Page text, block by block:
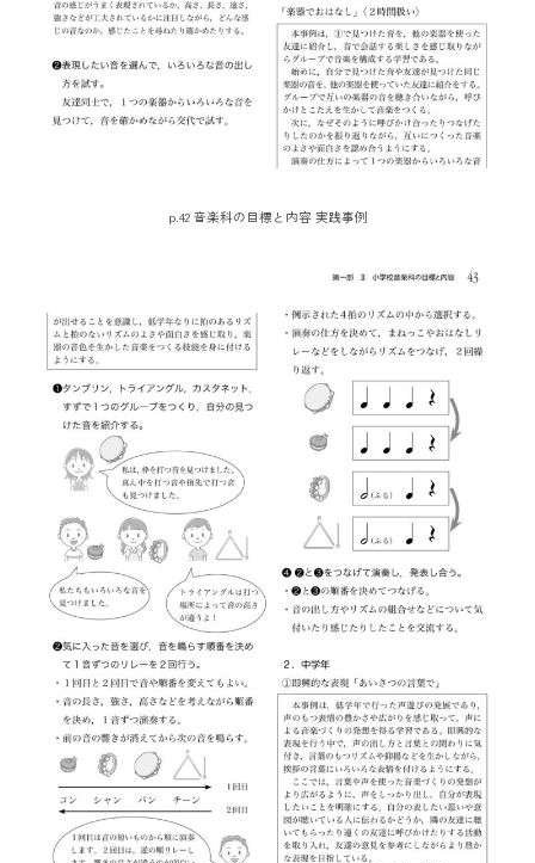
p.42 音楽科の目標と内容 実践事例